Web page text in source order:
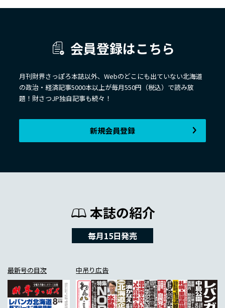
会員登録はこちら
月刊財界さっぽろ本誌以外、Webのどこにも出ていない北海道
の政治・経済記事5000本以上が毎月550円（税込）で読み放
題！財さつJP独自記事も続々！
新規会員登録
本誌の紹介
毎月15日発売
最新号の目次 中吊り広告